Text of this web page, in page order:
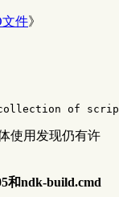
文件》
使用发现仍有许
和ndk-build.cmd